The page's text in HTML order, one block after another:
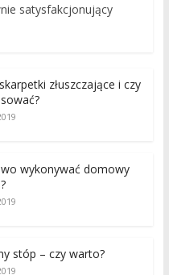
satysfakcjonujący
złuszczające i czy
wykonywać domowy
stóp – czy warto?